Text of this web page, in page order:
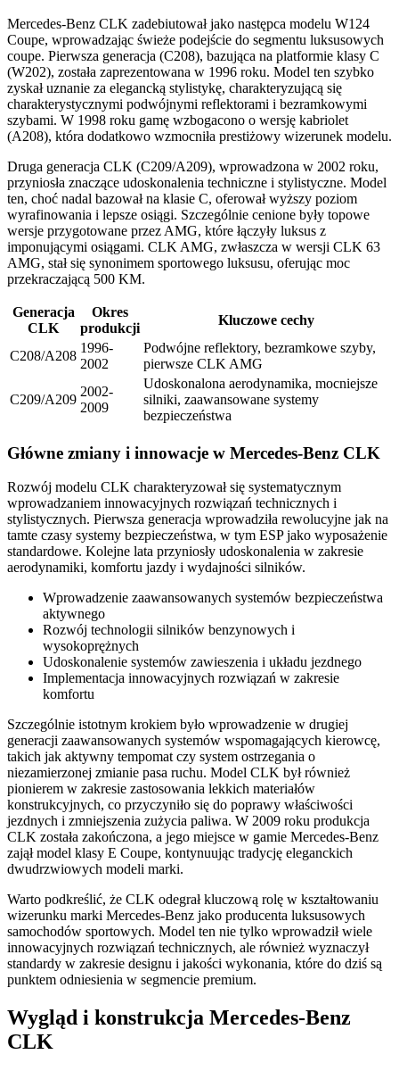
Mercedes-Benz CLK zadebiutował jako następca modelu W124
Coupe, wprowadzając świeże podejście do segmentu luksusowych
coupe. Pierwsza generacja (C208), bazująca na platformie klasy C
(W202), została zaprezentowana w 1996 roku. Model ten szybko
zyskał uznanie za elegancką stylistykę, charakteryzującą się
charakterystycznymi podwójnymi reflektorami i bezramkowymi
szybami. W 1998 roku gamę wzbogacono o wersję kabriolet
(A208), która dodatkowo wzmocniła prestiżowy wizerunek modelu.
Druga generacja CLK (C209/A209), wprowadzona w 2002 roku,
przyniosła znaczące udoskonalenia techniczne i stylistyczne. Model
ten, choć nadal bazował na klasie C, oferował wyższy poziom
wyrafinowania i lepsze osiągi. Szczególnie cenione były topowe
wersje przygotowane przez AMG, które łączyły luksus z
imponującymi osiągami. CLK AMG, zwłaszcza w wersji CLK 63
AMG, stał się synonimem sportowego luksusu, oferując moc
przekraczającą 500 KM.
Generacja
CLK
Okres
produkcji
Kluczowe cechy
C208/A208
1996-
2002
Podwójne reflektory, bezramkowe szyby,
pierwsze CLK AMG
C209/A209
2002-
2009
Udoskonalona aerodynamika, mocniejsze
silniki, zaawansowane systemy
bezpieczeństwa
Główne zmiany i innowacje w Mercedes-Benz CLK
Rozwój modelu CLK charakteryzował się systematycznym
wprowadzaniem innowacyjnych rozwiązań technicznych i
stylistycznych. Pierwsza generacja wprowadziła rewolucyjne jak na
tamte czasy systemy bezpieczeństwa, w tym ESP jako wyposażenie
standardowe. Kolejne lata przyniosły udoskonalenia w zakresie
aerodynamiki, komfortu jazdy i wydajności silników.
Wprowadzenie zaawansowanych systemów bezpieczeństwa
aktywnego
Rozwój technologii silników benzynowych i
wysokoprężnych
Udoskonalenie systemów zawieszenia i układu jezdnego
Implementacja innowacyjnych rozwiązań w zakresie
komfortu
Szczególnie istotnym krokiem było wprowadzenie w drugiej
generacji zaawansowanych systemów wspomagających kierowcę,
takich jak aktywny tempomat czy system ostrzegania o
niezamierzonej zmianie pasa ruchu. Model CLK był również
pionierem w zakresie zastosowania lekkich materiałów
konstrukcyjnych, co przyczyniło się do poprawy właściwości
jezdnych i zmniejszenia zużycia paliwa. W 2009 roku produkcja
CLK została zakończona, a jego miejsce w gamie Mercedes-Benz
zajął model klasy E Coupe, kontynuując tradycję eleganckich
dwudrzwiowych modeli marki.
Warto podkreślić, że CLK odegrał kluczową rolę w kształtowaniu
wizerunku marki Mercedes-Benz jako producenta luksusowych
samochodów sportowych. Model ten nie tylko wprowadził wiele
innowacyjnych rozwiązań technicznych, ale również wyznaczył
standardy w zakresie designu i jakości wykonania, które do dziś są
punktem odniesienia w segmencie premium.
Wygląd i konstrukcja Mercedes-Benz
CLK